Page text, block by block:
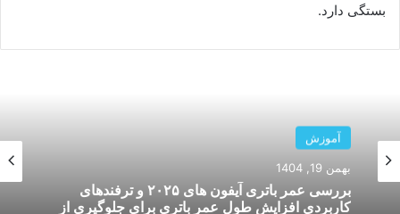
بستگی دارد.
آموزش
بهمن 19, 1404
دی 14, 1404